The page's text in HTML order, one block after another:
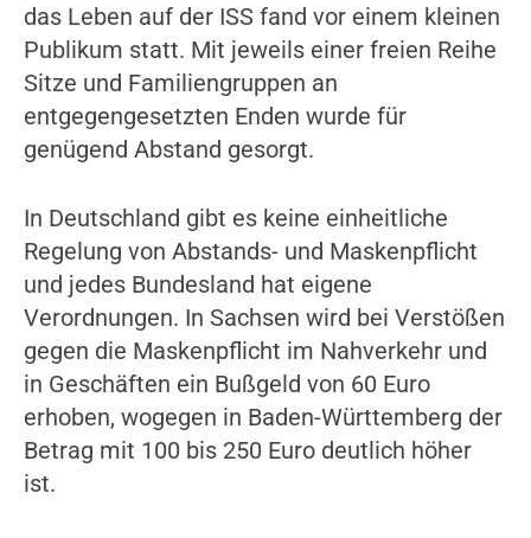
das Leben auf der ISS fand vor einem kleinen
Publikum statt. Mit jeweils einer freien Reihe
Sitze und Familiengruppen an
entgegengesetzten Enden wurde für
genügend Abstand gesorgt.
In Deutschland gibt es keine einheitliche
Regelung von Abstands- und Maskenpflicht
und jedes Bundesland hat eigene
Verordnungen. In Sachsen wird bei Verstößen
gegen die Maskenpflicht im Nahverkehr und
in Geschäften ein Bußgeld von 60 Euro
erhoben, wogegen in Baden-Württemberg der
Betrag mit 100 bis 250 Euro deutlich höher
ist.